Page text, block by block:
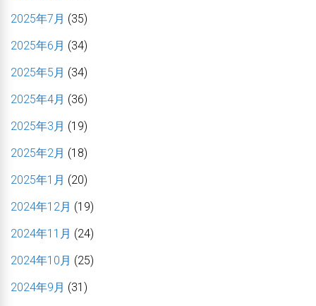
2025年7月 (35)
2025年6月 (34)
2025年5月 (34)
2025年4月 (36)
2025年3月 (19)
2025年2月 (18)
2025年1月 (20)
2024年12月 (19)
2024年11月 (24)
2024年10月 (25)
2024年9月 (31)